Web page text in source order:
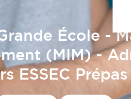
École -
(MIM) -
ESSEC Prépas